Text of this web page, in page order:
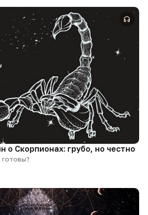
о Скорпионах: грубо, но честно